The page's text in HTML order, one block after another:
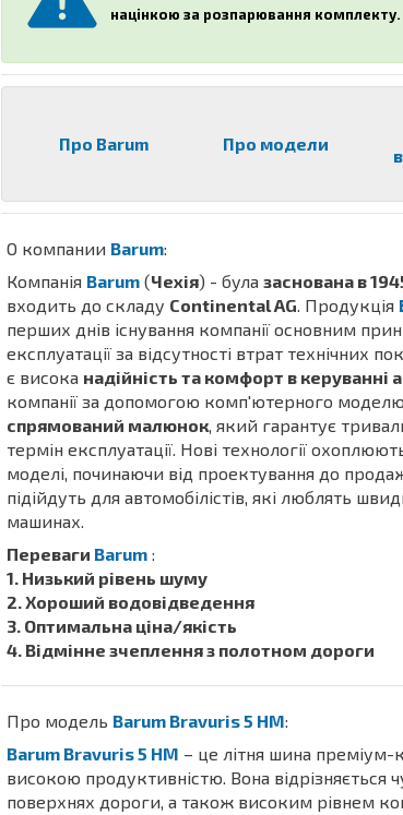
націнкою за розпарювання комплекту.
Про Barum Про модели
О компании Barum:
Компанія Barum (Чехія) - була заснована в
входить до складу Continental AG. Продукція
перших днів існування компанії основним
експлуатації за відсутності втрат технічних
є висока надійність та комфорт в керуванні
компанії за допомогою комп'ютерного
спрямований малюнок, який гарантує
термін експлуатації. Нові технології
моделі, починаючи від проектування до
підійдуть для автомобілістів, які люблять
машинах.
Переваги Barum :
1. Низький рівень шуму
2. Хороший водовідведення
3. Оптимальна ціна/якість
4. Відмінне зчеплення з полотном дороги
Про модель Barum Bravuris 5 HM:
Barum Bravuris 5 HM – це літня шина преміум-
високою продуктивністю. Вона відрізняється
поверхнях дороги, а також високим рівнем